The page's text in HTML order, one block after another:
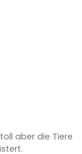
aber die Tiere